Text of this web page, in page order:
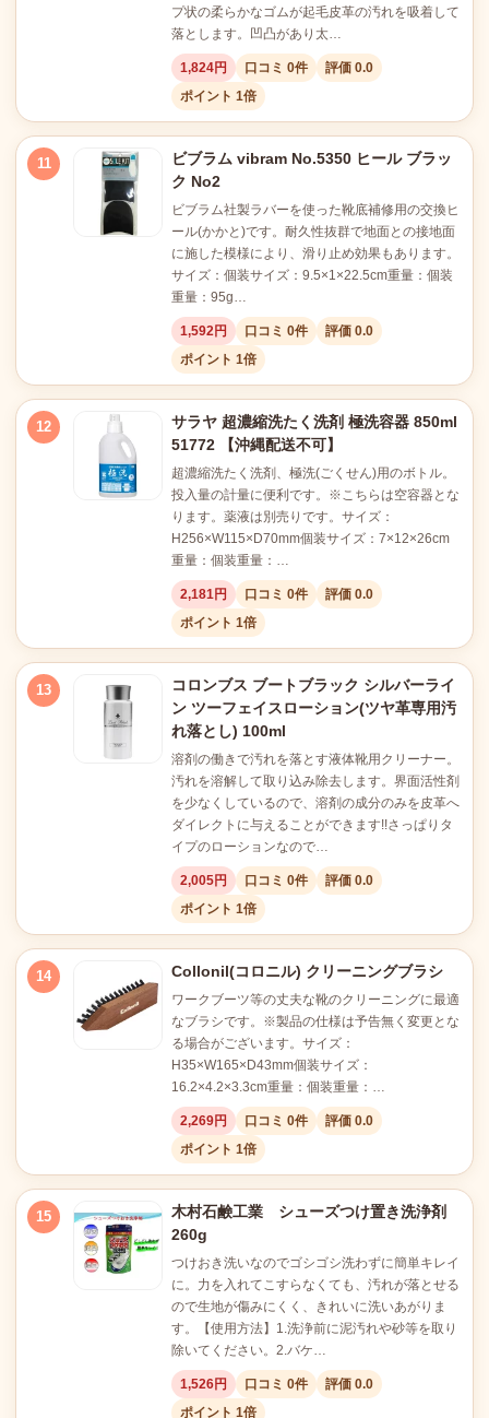
プ状の柔らかなゴムが起毛皮革の汚れを吸着して
落とします。凹凸があり太…
1,824円 口コミ 0件
評価 0.0
ポイント 1倍
11
ビブラム vibram No.5350 ヒール ブラッ
ク No2
ビブラム社製ラバーを使った靴底補修用の交換ヒ
ール(かかと)です。耐久性抜群で地面との接地面
に施した模様により、滑り止め効果もあります。
サイズ：個装サイズ：9.5×1×22.5cm重量：個装
重量：95g…
1,592円 口コミ 0件
評価 0.0
ポイント 1倍
12
サラヤ 超濃縮洗たく洗剤 極洗容器 850ml
51772 【沖縄配送不可】
超濃縮洗たく洗剤、極洗(ごくせん)用のボトル。
投入量の計量に便利です。※こちらは空容器とな
ります。薬液は別売りです。サイズ：
H256×W115×D70mm個装サイズ：7×12×26cm
重量：個装重量：…
2,181円 口コミ 0件
評価 0.0
ポイント 1倍
13
コロンブス ブートブラック シルバーライ
ン ツーフェイスローション(ツヤ革専用汚
れ落とし) 100ml
溶剤の働きで汚れを落とす液体靴用クリーナー。
汚れを溶解して取り込み除去します。界面活性剤
を少なくしているので、溶剤の成分のみを皮革へ
ダイレクトに与えることができます!!さっぱりタ
イプのローションなので…
2,005円 口コミ 0件
評価 0.0
ポイント 1倍
14 Collonil(コロニル) クリーニングブラシ
ワークブーツ等の丈夫な靴のクリーニングに最適
なブラシです。※製品の仕様は予告無く変更とな
る場合がございます。サイズ：
H35×W165×D43mm個装サイズ：
16.2×4.2×3.3cm重量：個装重量：…
2,269円 口コミ 0件
評価 0.0
ポイント 1倍
15
木村石鹸工業 シューズつけ置き洗浄剤
260g
つけおき洗いなのでゴシゴシ洗わずに簡単キレイ
に。力を入れてこすらなくても、汚れが落とせる
ので生地が傷みにくく、きれいに洗いあがりま
す。【使用方法】1.洗浄前に泥汚れや砂等を取り
除いてください。2.バケ…
1,526円 口コミ 0件
評価 0.0
ポイント 1倍